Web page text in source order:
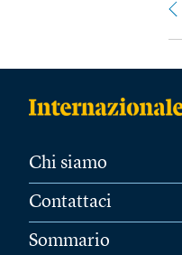
Chi siamo
Contattaci
Sommario